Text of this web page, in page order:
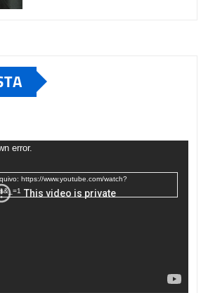
error.
https://www.youtube.com/watch?